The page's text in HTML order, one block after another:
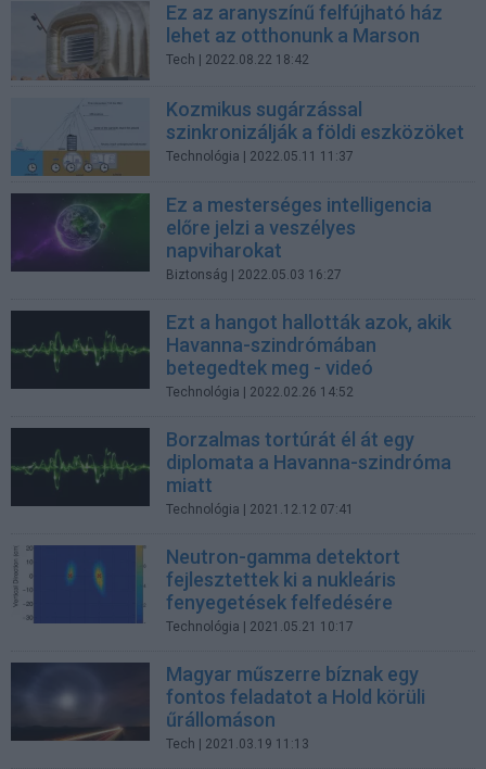
Ez az aranyszínű felfújható ház
lehet az otthonunk a Marson
Tech | 2022.08.22 18:42
Kozmikus sugárzással
szinkronizálják a földi eszközöket
Technológia | 2022.05.11 11:37
Ez a mesterséges intelligencia
előre jelzi a veszélyes
napviharokat
Biztonság | 2022.05.03 16:27
Ezt a hangot hallották azok, akik
Havanna-szindrómában
betegedtek meg - videó
Technológia | 2022.02.26 14:52
Borzalmas tortúrát él át egy
diplomata a Havanna-szindróma
miatt
Technológia | 2021.12.12 07:41
Neutron-gamma detektort
fejlesztettek ki a nukleáris
fenyegetések felfedésére
Technológia | 2021.05.21 10:17
Magyar műszerre bíznak egy
fontos feladatot a Hold körüli
űrállomáson
Tech | 2021.03.19 11:13